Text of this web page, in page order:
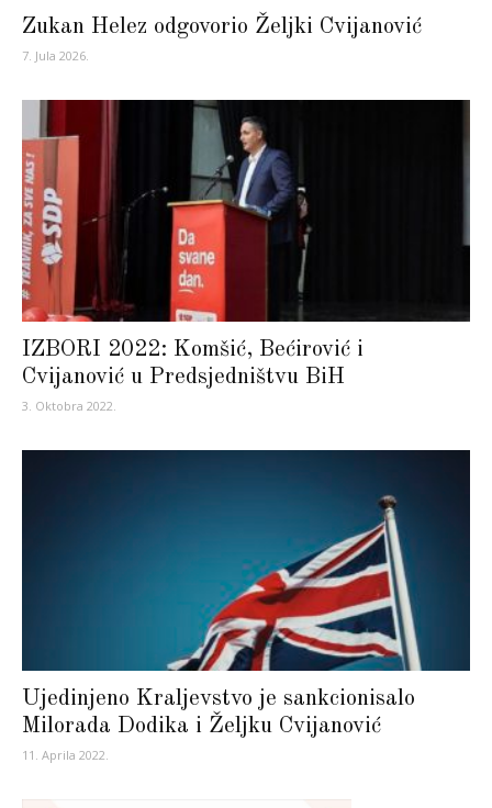
Zukan Helez odgovorio Željki Cvijanović
7. Jula 2026.
IZBORI 2022: Komšić, Bećirović i
Cvijanović u Predsjedništvu BiH
3. Oktobra 2022.
Ujedinjeno Kraljevstvo je sankcionisalo
Milorada Dodika i Željku Cvijanović
11. Aprila 2022.